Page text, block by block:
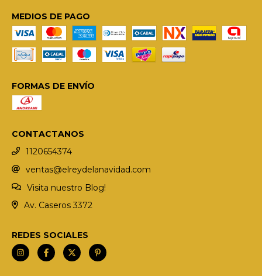
MEDIOS DE PAGO
FORMAS DE ENVÍO
CONTACTANOS
1120654374
ventas@elreydelanavidad.com
Visita nuestro Blog!
Av. Caseros 3372
REDES SOCIALES